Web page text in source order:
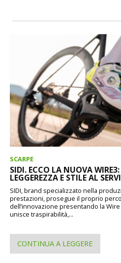
SCARPE
SIDI. ECCO LA NUOVA
LEGGEREZZA E STILE AL
SIDI, brand specializzato nella
prestazioni, prosegue il proprio
dell’innovazione presentando la
unisce traspirabilità,...
CONTINUA A LEGGERE